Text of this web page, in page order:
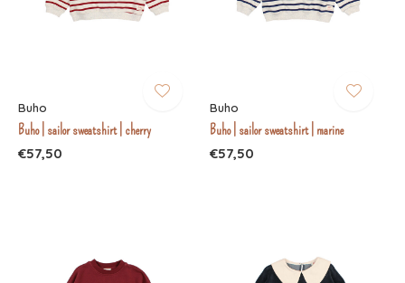
Buho
Buho | sailor sweatshirt | cherry
€57,50
Buho
Buho | sailor sweatshirt | marine
€57,50